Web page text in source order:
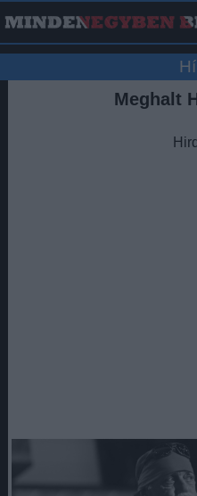
Meghalt